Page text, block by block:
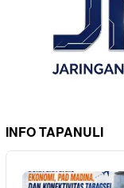
INFO TAPANULI